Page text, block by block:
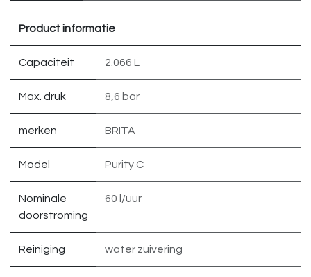
Product informatie
Capaciteit 2.066 L
Max. druk 8,6 bar
merken BRITA
Model Purity C
Nominale
doorstroming
60 l/uur
Reiniging water zuivering